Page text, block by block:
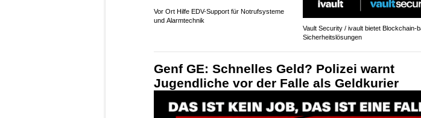
Vor Ort Hilfe EDV-Support für Notrufsysteme
und Alarmtechnik
Vault Security / ivault bietet Blockchain-
Sicherheitslösungen
Genf GE: Schnelles Geld? Polizei warnt
Jugendliche vor der Falle als Geldkurier